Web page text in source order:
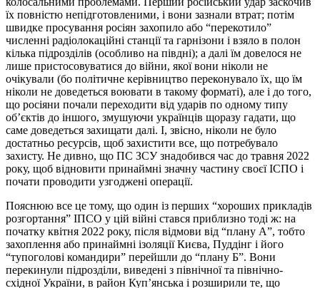
їх повністю непідготовленими, і вони зазнали втрат; потім
швидке просування росіян захопило або “перекотило”
численні радіолокаційні станції та гарнізони і взяло в полон
кілька підрозділів (особливо на півдні); а далі їм довелося не
лише пристосовуватися до війни, якої вони ніколи не
очікували (бо політичне керівництво переконувало їх, що їм
ніколи не доведеться воювати в такому форматі), але і до того,
що росіяни почали переходити від ударів по одному типу
об’єктів до іншого, змушуючи українців щоразу гадати, що
саме доведеться захищати далі. І, звісно, ніколи не було
достатньо ресурсів, щоб захистити все, що потребувало
захисту. Не дивно, що ПС ЗСУ знадобився час до травня 2022
року, щоб відновити принаймні значну частину своєї ІСПО і
почати проводити узгоджені операції.
Пояснюю все це тому, що один із перших “хороших прикладів
розгортання” ІПСО у цій війні стався приблизно тоді ж: на
початку квітня 2022 року, після відмови від “плану А”, тобто
захоплення або принаймні ізоляції Києва, Пуддінг і його
“тупоголові командири” перейшли до “плану Б”. Вони
перекинули підрозділи, виведені з північної та північно-
східної України, в район Куп’янська і розширили те, що